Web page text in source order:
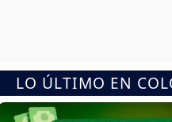
LO ÚLTIMO EN